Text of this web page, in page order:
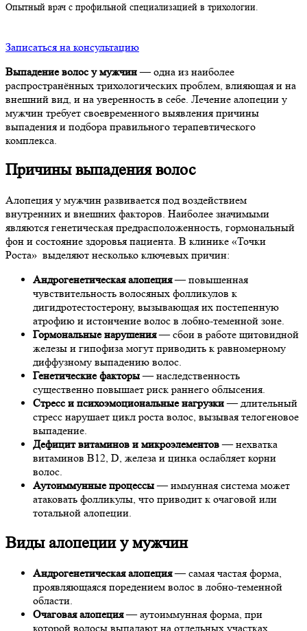
Опытный врач с профильной специализацией в трихологии.
Записаться на консультацию
Выпадение волос у мужчин— одна из наиболее
распространённых трихологических проблем, влияющая и на
внешний вид, и на уверенность в себе. Лечение алопеции у
мужчин требует своевременного выявления причины
выпадения и подбора правильного терапевтического
комплекса.
Причины выпадения волос
Алопеция у мужчин развивается под воздействием
внутренних и внешних факторов. Наиболее значимыми
являются генетическая предрасположенность, гормональный
фон и состояние здоровья пациента. В клинике «Точки
Роста» выделяют несколько ключевых причин:
Андрогенетическая алопеция— повышенная
чувствительность волосяных фолликулов к
дигидротестостерону, вызывающая их постепенную
атрофию и истончение волос в лобно-теменной зоне.
Гормональные нарушения— сбои в работе щитовидной
железы и гипофиза могут приводить к равномерному
диффузному выпадению волос.
Генетические факторы— наследственность
существенно повышает риск раннего облысения.
Стресс и психоэмоциональные нагрузки— длительный
стресс нарушает цикл роста волос, вызывая телогеновое
выпадение.
Дефицит витаминов и микроэлементов— нехватка
витаминов B12, D, железа и цинка ослабляет корни
волос.
Аутоиммунные процессы— иммунная система может
атаковать фолликулы, что приводит к очаговой или
тотальной алопеции.
Виды алопеции у мужчин
Андрогенетическая алопеция— самая частая форма,
проявляющаяся поредением волос в лобно-теменной
области.
Очаговая алопеция— аутоиммунная форма, при
которой волосы выпадают на отдельных участках